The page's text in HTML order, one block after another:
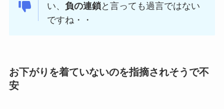
い、負の連鎖と言っても過言ではない
ですね・・
お下がりを着ていないのを指摘されそうで不
安